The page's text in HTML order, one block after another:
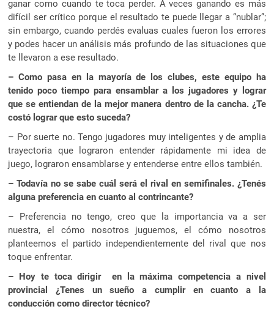
ganar como cuando te toca perder. A veces ganando es más
difícil ser crítico porque el resultado te puede llegar a “nublar”;
sin embargo, cuando perdés evaluas cuales fueron los errores
y podes hacer un análisis más profundo de las situaciones que
te llevaron a ese resultado.
– Como pasa en la mayoría de los clubes, este equipo ha
tenido poco tiempo para ensamblar a los jugadores y lograr
que se entiendan de la mejor manera dentro de la cancha. ¿Te
costó lograr que esto suceda?
– Por suerte no. Tengo jugadores muy inteligentes y de amplia
trayectoria que lograron entender rápidamente mi idea de
juego, lograron ensamblarse y entenderse entre ellos también.
– Todavía no se sabe cuál será el rival en semifinales. ¿Tenés
alguna preferencia en cuanto al contrincante?
– Preferencia no tengo, creo que la importancia va a ser
nuestra, el cómo nosotros juguemos, el cómo nosotros
planteemos el partido independientemente del rival que nos
toque enfrentar.
– Hoy te toca dirigir en la máxima competencia a nivel
provincial ¿Tenes un sueño a cumplir en cuanto a la
conducción como director técnico?